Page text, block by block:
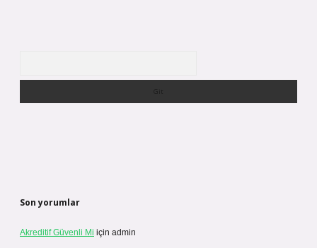
Son yorumlar
Akreditif Güvenli Mi için admin